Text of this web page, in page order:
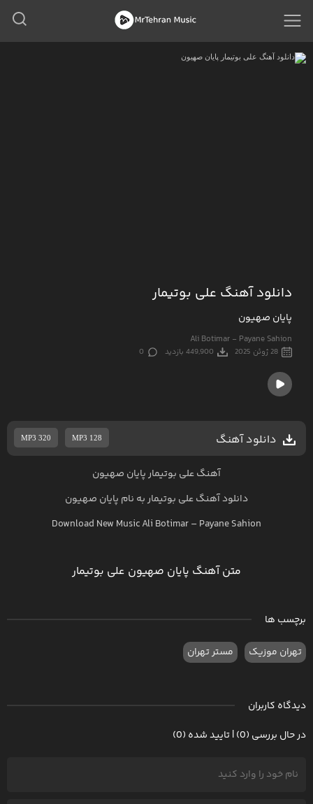
دانلود آهنگ علی بوتیمار
پایان صهیون
Ali Botimar - Payane Sahion
28 ژوئن 2025 449,900 بازدید 0
دانلود آهنگ MP3 320 MP3 128
آهنگ علی بوتیمار پایان صهیون
دانلود آهنگعلی بوتیماربه نام پایان صهیون
Download New MusicAli Botimar– Payane Sahion
متن آهنگ پایان صهیون علی بوتیمار
برچسب ها
تهران موزیک مستر تهران
دیدگاه کاربران
در حال بررسی (0) | تایید شده (0)